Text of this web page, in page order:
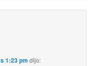
1:23 pm dijo: